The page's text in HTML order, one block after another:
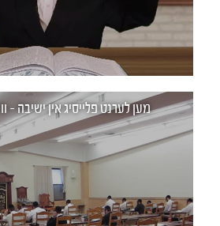
מען לערנט פלייסיג אין ישיבה -